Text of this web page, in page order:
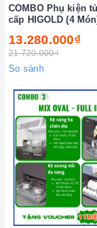
COMBO Phụ kiện
cấp HIGOLD (4
13.280.000₫
21.720.000₫
So sánh